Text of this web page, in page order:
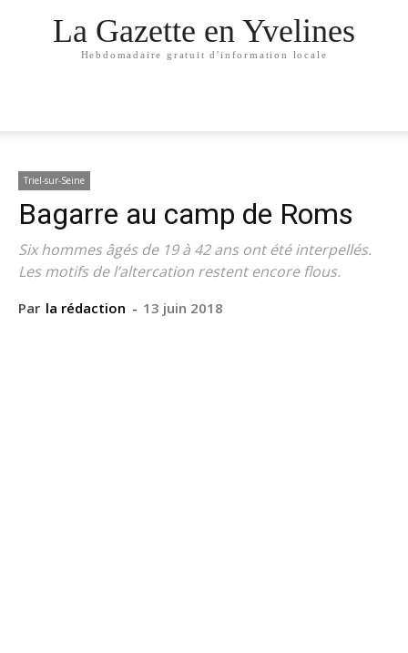
La Gazette en Yvelines
Hebdomadaire gratuit d'information locale
Triel-sur-Seine
Bagarre au camp de Roms
Six hommes âgés de 19 à 42 ans ont été interpellés.
Les motifs de l’altercation restent encore flous.
Par la rédaction - 13 juin 2018